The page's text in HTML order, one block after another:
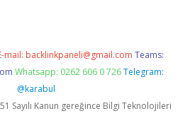
mail: backlinkpaneli@gmail.com Teams:
Whatsapp: 0262 606 0 726 Telegram:
@karabul
Sayılı Kanun gereğince Bilgi Teknolojileri